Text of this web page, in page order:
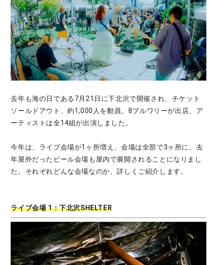
去年も海の日である7月21日に下北沢で開催され、チケット
ソールドアウト、約1,000人を動員。8ブルワリーが出店、ア
ーティストは全14組が出演しました。
今年は、ライブ会場が1ヶ所増え、会場は全部で3ヶ所に。去
年屋外だったビール会場も屋内で展開されることになりまし
た。それぞれどんな会場なのか、詳しくご紹介します。
ライブ会場 1：下北沢SHELTER